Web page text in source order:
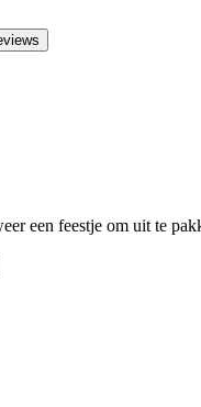
een feestje om uit te